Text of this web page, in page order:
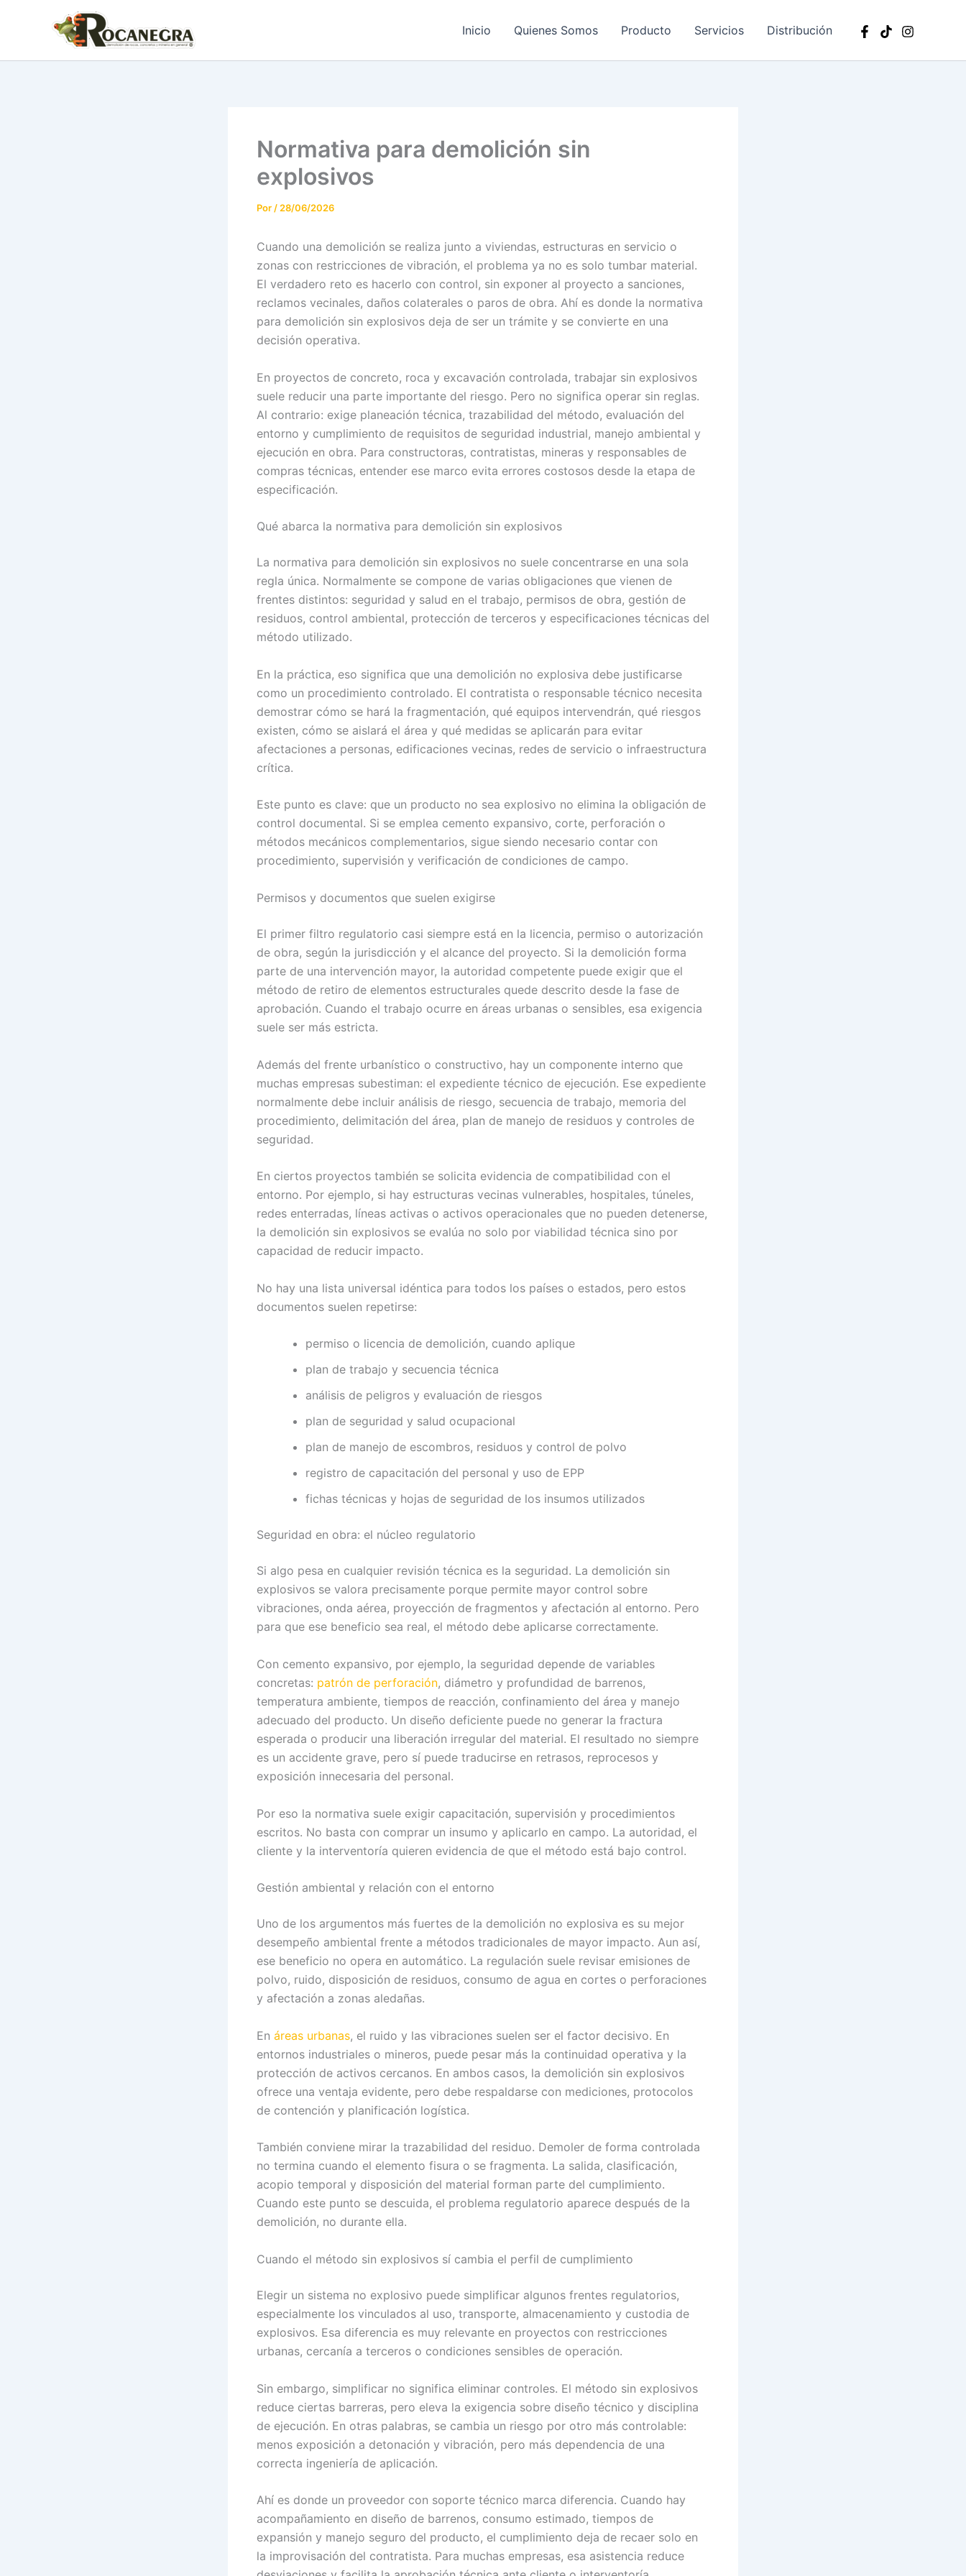
Inicio Quienes Somos Producto Servicios Distribución
Normativa para demolición sin
explosivos
Por / 28/06/2026
Cuando una demolición se realiza junto a viviendas, estructuras en servicio o
zonas con restricciones de vibración, el problema ya no es solo tumbar material.
El verdadero reto es hacerlo con control, sin exponer al proyecto a sanciones,
reclamos vecinales, daños colaterales o paros de obra. Ahí es donde la normativa
para demolición sin explosivos deja de ser un trámite y se convierte en una
decisión operativa.
En proyectos de concreto, roca y excavación controlada, trabajar sin explosivos
suele reducir una parte importante del riesgo. Pero no significa operar sin reglas.
Al contrario: exige planeación técnica, trazabilidad del método, evaluación del
entorno y cumplimiento de requisitos de seguridad industrial, manejo ambiental y
ejecución en obra. Para constructoras, contratistas, mineras y responsables de
compras técnicas, entender ese marco evita errores costosos desde la etapa de
especificación.
Qué abarca la normativa para demolición sin explosivos
La normativa para demolición sin explosivos no suele concentrarse en una sola
regla única. Normalmente se compone de varias obligaciones que vienen de
frentes distintos: seguridad y salud en el trabajo, permisos de obra, gestión de
residuos, control ambiental, protección de terceros y especificaciones técnicas del
método utilizado.
En la práctica, eso significa que una demolición no explosiva debe justificarse
como un procedimiento controlado. El contratista o responsable técnico necesita
demostrar cómo se hará la fragmentación, qué equipos intervendrán, qué riesgos
existen, cómo se aislará el área y qué medidas se aplicarán para evitar
afectaciones a personas, edificaciones vecinas, redes de servicio o infraestructura
crítica.
Este punto es clave: que un producto no sea explosivo no elimina la obligación de
control documental. Si se emplea cemento expansivo, corte, perforación o
métodos mecánicos complementarios, sigue siendo necesario contar con
procedimiento, supervisión y verificación de condiciones de campo.
Permisos y documentos que suelen exigirse
El primer filtro regulatorio casi siempre está en la licencia, permiso o autorización
de obra, según la jurisdicción y el alcance del proyecto. Si la demolición forma
parte de una intervención mayor, la autoridad competente puede exigir que el
método de retiro de elementos estructurales quede descrito desde la fase de
aprobación. Cuando el trabajo ocurre en áreas urbanas o sensibles, esa exigencia
suele ser más estricta.
Además del frente urbanístico o constructivo, hay un componente interno que
muchas empresas subestiman: el expediente técnico de ejecución. Ese expediente
normalmente debe incluir análisis de riesgo, secuencia de trabajo, memoria del
procedimiento, delimitación del área, plan de manejo de residuos y controles de
seguridad.
En ciertos proyectos también se solicita evidencia de compatibilidad con el
entorno. Por ejemplo, si hay estructuras vecinas vulnerables, hospitales, túneles,
redes enterradas, líneas activas o activos operacionales que no pueden detenerse,
la demolición sin explosivos se evalúa no solo por viabilidad técnica sino por
capacidad de reducir impacto.
No hay una lista universal idéntica para todos los países o estados, pero estos
documentos suelen repetirse:
permiso o licencia de demolición, cuando aplique
plan de trabajo y secuencia técnica
análisis de peligros y evaluación de riesgos
plan de seguridad y salud ocupacional
plan de manejo de escombros, residuos y control de polvo
registro de capacitación del personal y uso de EPP
fichas técnicas y hojas de seguridad de los insumos utilizados
Seguridad en obra: el núcleo regulatorio
Si algo pesa en cualquier revisión técnica es la seguridad. La demolición sin
explosivos se valora precisamente porque permite mayor control sobre
vibraciones, onda aérea, proyección de fragmentos y afectación al entorno. Pero
para que ese beneficio sea real, el método debe aplicarse correctamente.
Con cemento expansivo, por ejemplo, la seguridad depende de variables
concretas: patrón de perforación, diámetro y profundidad de barrenos,
temperatura ambiente, tiempos de reacción, confinamiento del área y manejo
adecuado del producto. Un diseño deficiente puede no generar la fractura
esperada o producir una liberación irregular del material. El resultado no siempre
es un accidente grave, pero sí puede traducirse en retrasos, reprocesos y
exposición innecesaria del personal.
Por eso la normativa suele exigir capacitación, supervisión y procedimientos
escritos. No basta con comprar un insumo y aplicarlo en campo. La autoridad, el
cliente y la interventoría quieren evidencia de que el método está bajo control.
Gestión ambiental y relación con el entorno
Uno de los argumentos más fuertes de la demolición no explosiva es su mejor
desempeño ambiental frente a métodos tradicionales de mayor impacto. Aun así,
ese beneficio no opera en automático. La regulación suele revisar emisiones de
polvo, ruido, disposición de residuos, consumo de agua en cortes o perforaciones
y afectación a zonas aledañas.
En áreas urbanas, el ruido y las vibraciones suelen ser el factor decisivo. En
entornos industriales o mineros, puede pesar más la continuidad operativa y la
protección de activos cercanos. En ambos casos, la demolición sin explosivos
ofrece una ventaja evidente, pero debe respaldarse con mediciones, protocolos
de contención y planificación logística.
También conviene mirar la trazabilidad del residuo. Demoler de forma controlada
no termina cuando el elemento fisura o se fragmenta. La salida, clasificación,
acopio temporal y disposición del material forman parte del cumplimiento.
Cuando este punto se descuida, el problema regulatorio aparece después de la
demolición, no durante ella.
Cuando el método sin explosivos sí cambia el perfil de cumplimiento
Elegir un sistema no explosivo puede simplificar algunos frentes regulatorios,
especialmente los vinculados al uso, transporte, almacenamiento y custodia de
explosivos. Esa diferencia es muy relevante en proyectos con restricciones
urbanas, cercanía a terceros o condiciones sensibles de operación.
Sin embargo, simplificar no significa eliminar controles. El método sin explosivos
reduce ciertas barreras, pero eleva la exigencia sobre diseño técnico y disciplina
de ejecución. En otras palabras, se cambia un riesgo por otro más controlable:
menos exposición a detonación y vibración, pero más dependencia de una
correcta ingeniería de aplicación.
Ahí es donde un proveedor con soporte técnico marca diferencia. Cuando hay
acompañamiento en diseño de barrenos, consumo estimado, tiempos de
expansión y manejo seguro del producto, el cumplimiento deja de recaer solo en
la improvisación del contratista. Para muchas empresas, esa asistencia reduce